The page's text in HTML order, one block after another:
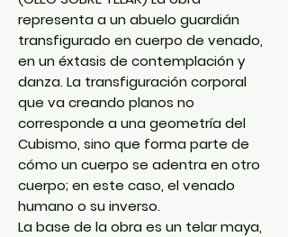
representa a un abuelo guardián
transfigurado en cuerpo de venado,
en un éxtasis de contemplación y
danza. La transfiguración corporal
que va creando planos no
corresponde a una geometría del
Cubismo, sino que forma parte de
cómo un cuerpo se adentra en otro
cuerpo; en este caso, el venado
humano o su inverso.
La base de la obra es un telar maya,